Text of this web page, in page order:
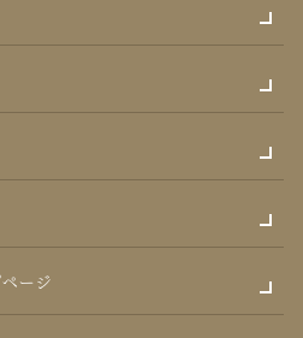
ージ